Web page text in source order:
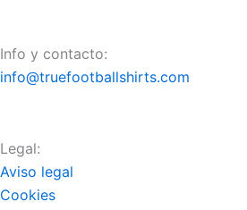
Info y contacto:
info@truefootballshirts.com
Legal:
Aviso legal
Cookies